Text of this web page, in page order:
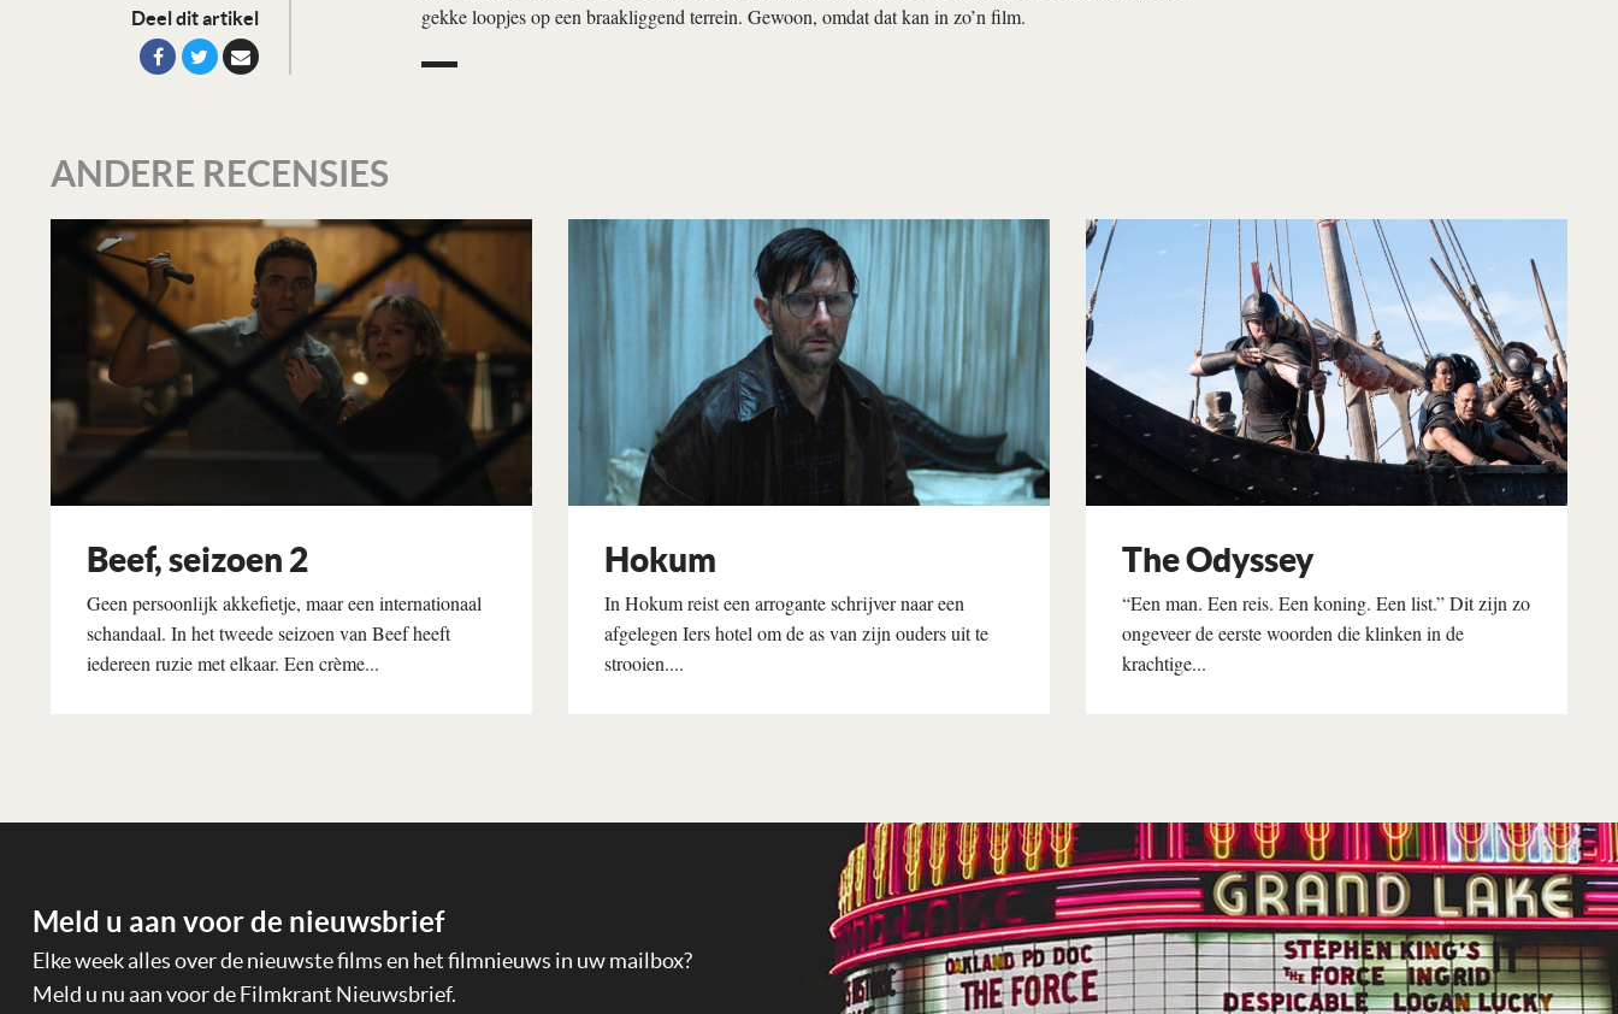
Deel dit artikel
gekke loopjes op een braakliggend terrein. Gewoon, omdat dat kan in zo’n film.
ANDERE RECENSIES
Beef, seizoen 2
Geen persoonlijk akkefietje, maar een internationaal
schandaal. In het tweede seizoen van Beef heeft
iedereen ruzie met elkaar. Een crème...
Hokum
In Hokum reist een arrogante schrijver naar een
afgelegen Iers hotel om de as van zijn ouders uit te
strooien....
The Odyssey
“Een man. Een reis. Een koning. Een list.” Dit zijn zo
ongeveer de eerste woorden die klinken in de
krachtige...
Meld u aan voor de nieuwsbrief
Elke week alles over de nieuwste films en het filmnieuws in uw mailbox?
Meld u nu aan voor de Filmkrant Nieuwsbrief.